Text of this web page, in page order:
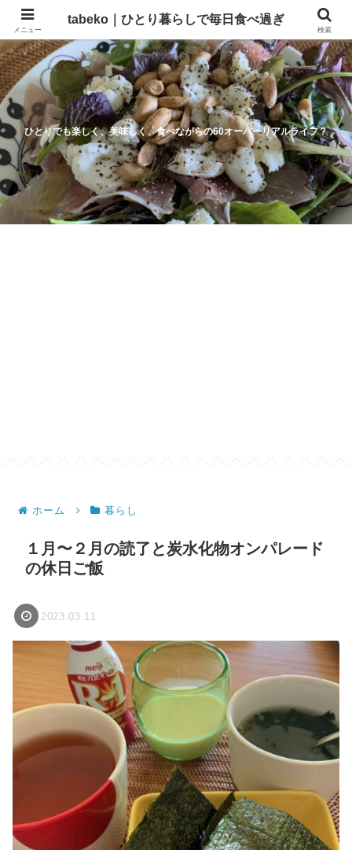
ひとりでも楽しく、美味しく、食べながらの60オーバーリアルライフ？
ホーム 暮らし
１月〜２月の読了と炭水化物オンパレード
の休日ご飯
2023.03.11
メニュー
tabeko｜ひとり暮らしで毎日食べ過ぎ
検索